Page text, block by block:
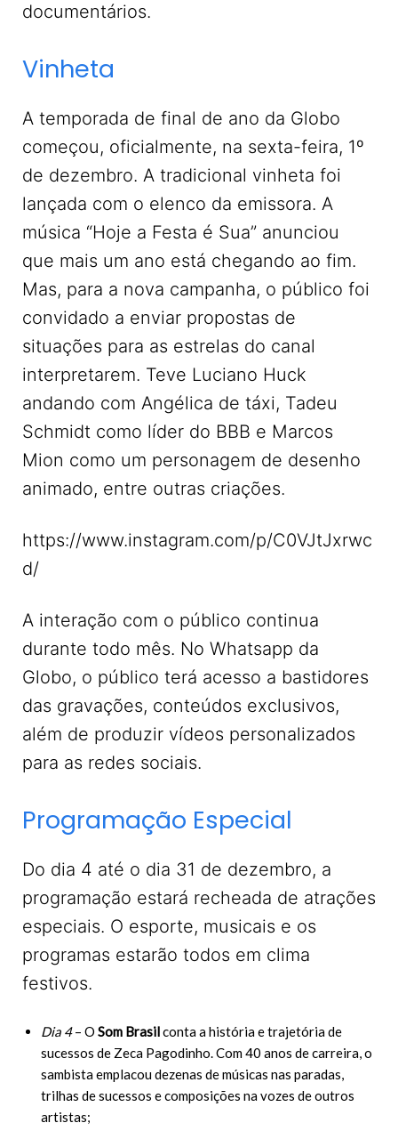
documentários.
Vinheta
A temporada de final de ano da Globo
começou, oficialmente, na sexta-feira, 1º
de dezembro. A tradicional vinheta foi
lançada com o elenco da emissora. A
música “Hoje a Festa é Sua” anunciou
que mais um ano está chegando ao fim.
Mas, para a nova campanha, o público foi
convidado a enviar propostas de
situações para as estrelas do canal
interpretarem. Teve Luciano Huck
andando com Angélica de táxi, Tadeu
Schmidt como líder do BBB e Marcos
Mion como um personagem de desenho
animado, entre outras criações.
https://www.instagram.com/p/C0VJtJxrwc
d/
A interação com o público continua
durante todo mês. No Whatsapp da
Globo, o público terá acesso a bastidores
das gravações, conteúdos exclusivos,
além de produzir vídeos personalizados
para as redes sociais.
Programação Especial
Do dia 4 até o dia 31 de dezembro, a
programação estará recheada de atrações
especiais. O esporte, musicais e os
programas estarão todos em clima
festivos.
Dia 4– O Som Brasilconta a história e trajetória de
sucessos de Zeca Pagodinho. Com 40 anos de carreira, o
sambista emplacou dezenas de músicas nas paradas,
trilhas de sucessos e composições na vozes de outros
artistas;